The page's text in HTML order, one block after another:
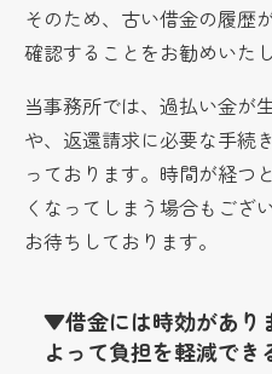
そのため、古い借金の履歴
確認することをお勧めいたし
当事務所では、過払い金が
や、返還請求に必要な手続
っております。時間が経つ
くなってしまう場合もござ
お待ちしております。
▼借金には時効があり
よって負担を軽減でき